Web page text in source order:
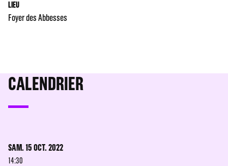
LIEU
Foyer des Abbesses
CALENDRIER
SAM. 15 OCT. 2022
14:30